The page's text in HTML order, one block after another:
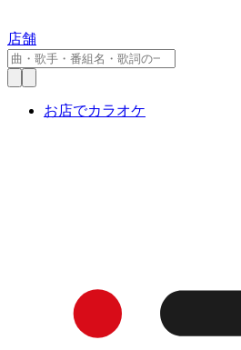
店舗
お店でカラオケ